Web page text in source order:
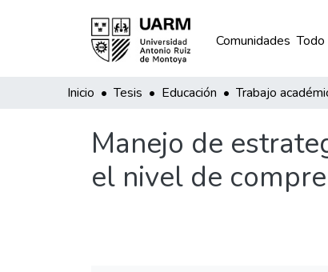
Comunidades Todo
Inicio Tesis Educación Trabajo
Manejo de
el nivel de